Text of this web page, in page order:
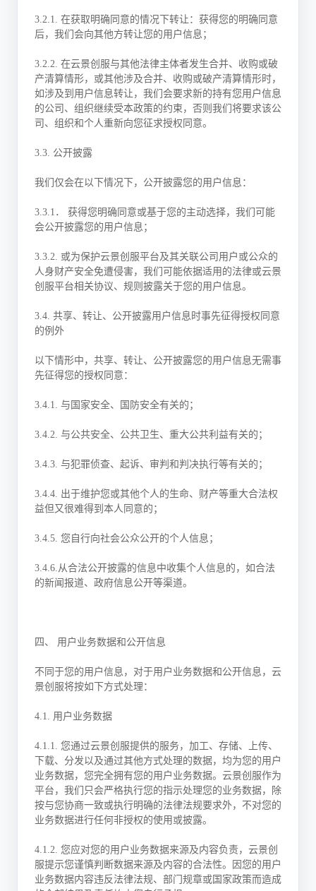
3.2.1. 在获取明确同意的情况下转让：获得您的明确同意
后，我们会向其他方转让您的用户信息；
3.2.2. 在云景创服与其他法律主体者发生合并、收购或破
产清算情形，或其他涉及合并、收购或破产清算情形时，
如涉及到用户信息转让，我们会要求新的持有您用户信息
的公司、组织继续受本政策的约束，否则我们将要求该公
司、组织和个人重新向您征求授权同意。
3.3. 公开披露
我们仅会在以下情况下，公开披露您的用户信息：
3.3.1． 获得您明确同意或基于您的主动选择，我们可能
会公开披露您的用户信息；
3.3.2. 或为保护云景创服平台及其关联公司用户或公众的
人身财产安全免遭侵害，我们可能依据适用的法律或云景
创服平台相关协议、规则披露关于您的用户信息。
3.4. 共享、转让、公开披露用户信息时事先征得授权同意
的例外
以下情形中，共享、转让、公开披露您的用户信息无需事
先征得您的授权同意：
3.4.1. 与国家安全、国防安全有关的；
3.4.2. 与公共安全、公共卫生、重大公共利益有关的；
3.4.3. 与犯罪侦查、起诉、审判和判决执行等有关的；
3.4.4. 出于维护您或其他个人的生命、财产等重大合法权
益但又很难得到本人同意的；
3.4.5. 您自行向社会公众公开的个人信息；
3.4.6.从合法公开披露的信息中收集个人信息的，如合法
的新闻报道、政府信息公开等渠道。
四、 用户业务数据和公开信息
不同于您的用户信息，对于用户业务数据和公开信息，云
景创服将按如下方式处理：
4.1. 用户业务数据
4.1.1. 您通过云景创服提供的服务，加工、存储、上传、
下载、分发以及通过其他方式处理的数据，均为您的用户
业务数据，您完全拥有您的用户业务数据。云景创服作为
平台，我们只会严格执行您的指示处理您的业务数据，除
按与您协商一致或执行明确的法律法规要求外，不对您的
业务数据进行任何非授权的使用或披露。
4.1.2. 您应对您的用户业务数据来源及内容负责，云景创
服提示您谨慎判断数据来源及内容的合法性。因您的用户
业务数据内容违反法律法规、部门规章或国家政策而造成